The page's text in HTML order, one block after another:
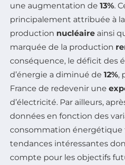
une augmentation de 13%.
principalement attribuée à
production nucléaire ainsi
marquée de la production
conséquence, le déficit des
d’énergie a diminué de 12%,
France de redevenir une
d’électricité. Par ailleurs,
données en fonction des
consommation énergétique
tendances intéressantes
compte pour les objectifs